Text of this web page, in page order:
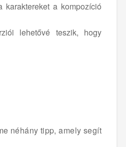
a kompozíció
lehetővé teszik, hogy
néhány tipp, amely segít